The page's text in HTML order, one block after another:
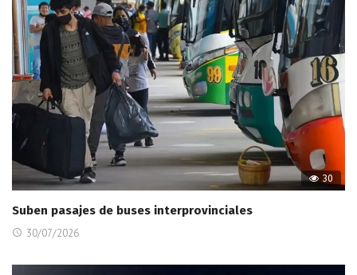
30
Suben pasajes de buses interprovinciales
30/07/2026